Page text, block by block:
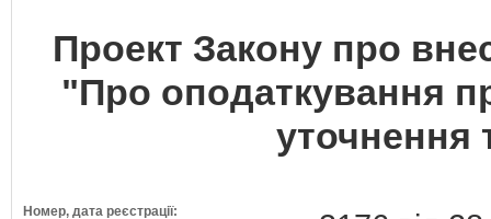
Проект Закону про
"Про оподаткування
уточнення
Номер, дата реєстрації: